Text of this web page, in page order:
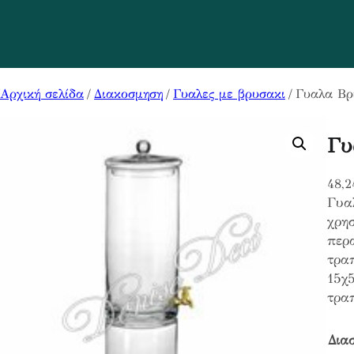
Αρχική σελίδα / Διακοσμηση / Γυαλες με βρυσακι / Γυαλα